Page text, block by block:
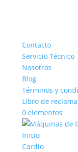
Contacto
Servicio Técnico
Nosotros
Blog
Términos y
Libro de
0 elementos
Inicio
Cardio